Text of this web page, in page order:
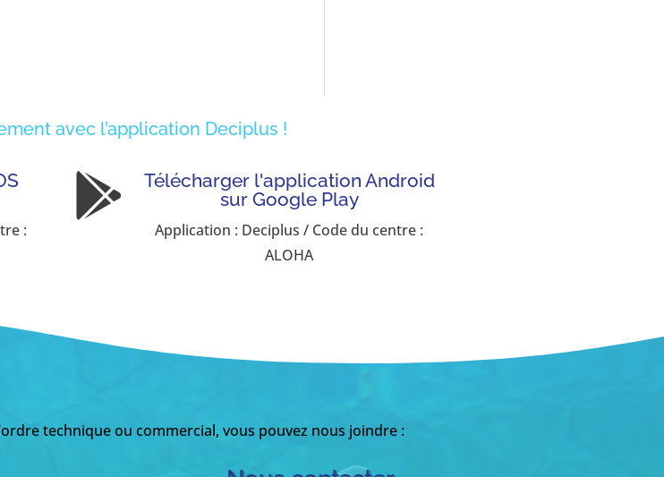
avec l’application Deciplus !
:

Télécharger l'application Android
sur Google Play
Application : Deciplus / Code du centre :
ALOHA
technique ou commercial, vous pouvez nous joindre :